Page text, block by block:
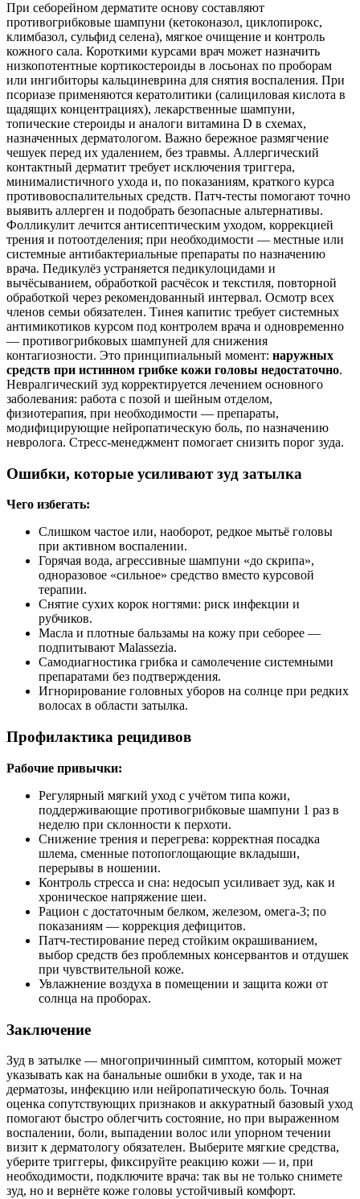
При себорейном дерматите основу составляют
противогрибковые шампуни (кетоконазол, циклопирокс,
климбазол, сульфид селена), мягкое очищение и контроль
кожного сала. Короткими курсами врач может назначить
низкопотентные кортикостероиды в лосьонах по проборам
или ингибиторы кальциневрина для снятия воспаления. При
псориазе применяются кератолитики (салициловая кислота в
щадящих концентрациях), лекарственные шампуни,
топические стероиды и аналоги витамина D в схемах,
назначенных дерматологом. Важно бережное размягчение
чешуек перед их удалением, без травмы. Аллергический
контактный дерматит требует исключения триггера,
минималистичного ухода и, по показаниям, краткого курса
противовоспалительных средств. Патч‑тесты помогают точно
выявить аллерген и подобрать безопасные альтернативы.
Фолликулит лечится антисептическим уходом, коррекцией
трения и потоотделения; при необходимости — местные или
системные антибактериальные препараты по назначению
врача. Педикулёз устраняется педикулоцидами и
вычёсыванием, обработкой расчёсок и текстиля, повторной
обработкой через рекомендованный интервал. Осмотр всех
членов семьи обязателен. Тинея капитис требует системных
антимикотиков курсом под контролем врача и одновременно
— противогрибковых шампуней для снижения
контагиозности. Это принципиальный момент: наружных
средств при истинном грибке кожи головы недостаточно.
Невралгический зуд корректируется лечением основного
заболевания: работа с позой и шейным отделом,
физиотерапия, при необходимости — препараты,
модифицирующие нейропатическую боль, по назначению
невролога. Стресс‑менеджмент помогает снизить порог зуда.
Ошибки, которые усиливают зуд затылка
Чего избегать:
Слишком частое или, наоборот, редкое мытьё головы
при активном воспалении.
Горячая вода, агрессивные шампуни «до скрипа»,
одноразовое «сильное» средство вместо курсовой
терапии.
Снятие сухих корок ногтями: риск инфекции и
рубчиков.
Масла и плотные бальзамы на кожу при себорее —
подпитывают Malassezia.
Самодиагностика грибка и самолечение системными
препаратами без подтверждения.
Игнорирование головных уборов на солнце при редких
волосах в области затылка.
Профилактика рецидивов
Рабочие привычки:
Регулярный мягкий уход с учётом типа кожи,
поддерживающие противогрибковые шампуни 1 раз в
неделю при склонности к перхоти.
Снижение трения и перегрева: корректная посадка
шлема, сменные потопоглощающие вкладыши,
перерывы в ношении.
Контроль стресса и сна: недосып усиливает зуд, как и
хроническое напряжение шеи.
Рацион с достаточным белком, железом, омега‑3; по
показаниям — коррекция дефицитов.
Патч‑тестирование перед стойким окрашиванием,
выбор средств без проблемных консервантов и отдушек
при чувствительной коже.
Увлажнение воздуха в помещении и защита кожи от
солнца на проборах.
Заключение
Зуд в затылке — многопричинный симптом, который может
указывать как на банальные ошибки в уходе, так и на
дерматозы, инфекцию или нейропатическую боль. Точная
оценка сопутствующих признаков и аккуратный базовый уход
помогают быстро облегчить состояние, но при выраженном
воспалении, боли, выпадении волос или упорном течении
визит к дерматологу обязателен. Выберите мягкие средства,
уберите триггеры, фиксируйте реакцию кожи — и, при
необходимости, подключите врача: так вы не только снимете
зуд, но и вернёте коже головы устойчивый комфорт.